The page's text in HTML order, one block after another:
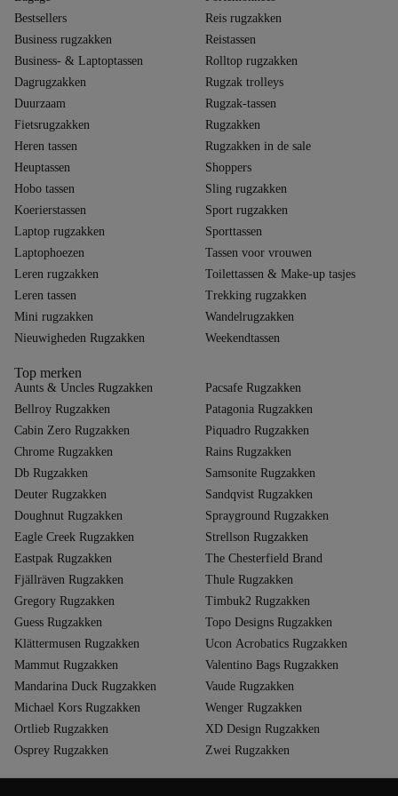
Bestsellers
Business rugzakken
Business- & Laptoptassen
Dagrugzakken
Duurzaam
Fietsrugzakken
Heren tassen
Heuptassen
Hobo tassen
Koerierstassen
Laptop rugzakken
Laptophoezen
Leren rugzakken
Leren tassen
Mini rugzakken
Nieuwigheden Rugzakken
Reis rugzakken
Reistassen
Rolltop rugzakken
Rugzak trolleys
Rugzak-tassen
Rugzakken
Rugzakken in de sale
Shoppers
Sling rugzakken
Sport rugzakken
Sporttassen
Tassen voor vrouwen
Toilettassen & Make-up tasjes
Trekking rugzakken
Wandelrugzakken
Weekendtassen
Top merken
Aunts & Uncles Rugzakken
Bellroy Rugzakken
Cabin Zero Rugzakken
Chrome Rugzakken
Db Rugzakken
Deuter Rugzakken
Doughnut Rugzakken
Eagle Creek Rugzakken
Eastpak Rugzakken
Fjällräven Rugzakken
Gregory Rugzakken
Guess Rugzakken
Klättermusen Rugzakken
Mammut Rugzakken
Mandarina Duck Rugzakken
Michael Kors Rugzakken
Ortlieb Rugzakken
Osprey Rugzakken
Pacsafe Rugzakken
Patagonia Rugzakken
Piquadro Rugzakken
Rains Rugzakken
Samsonite Rugzakken
Sandqvist Rugzakken
Sprayground Rugzakken
Strellson Rugzakken
The Chesterfield Brand
Thule Rugzakken
Timbuk2 Rugzakken
Topo Designs Rugzakken
Ucon Acrobatics Rugzakken
Valentino Bags Rugzakken
Vaude Rugzakken
Wenger Rugzakken
XD Design Rugzakken
Zwei Rugzakken